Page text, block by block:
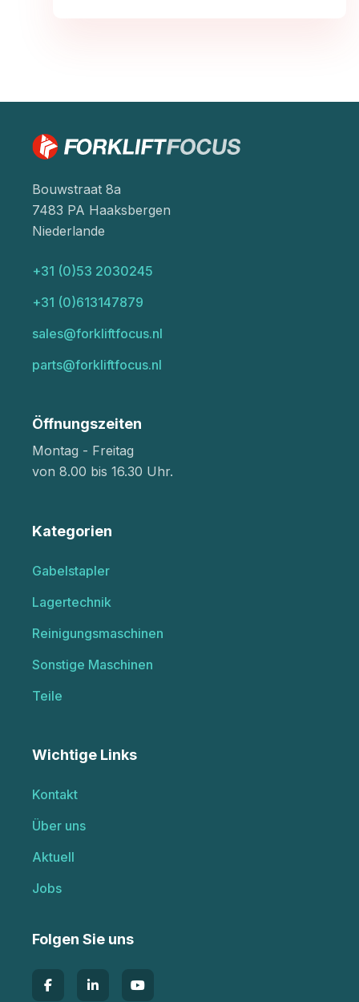
Bouwstraat 8a
7483 PA Haaksbergen
Niederlande
+31 (0)53 2030245
+31 (0)613147879
sales@forkliftfocus.nl
parts@forkliftfocus.nl
Öffnungszeiten
Montag - Freitag
von 8.00 bis 16.30 Uhr.
Kategorien
Gabelstapler
Lagertechnik
Reinigungsmaschinen
Sonstige Maschinen
Teile
Wichtige Links
Kontakt
Über uns
Aktuell
Jobs
Folgen Sie uns